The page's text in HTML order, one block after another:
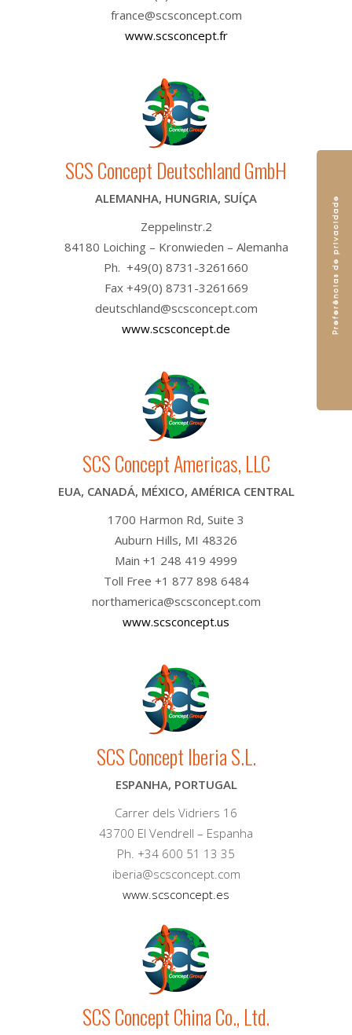
france@scsconcept.com
www.scsconcept.fr
SCS Concept Deutschland GmbH
ALEMANHA, HUNGRIA, SUÍÇA
Zeppelinstr.2
84180 Loiching – Kronwieden – Alemanha
Ph. +49(0) 8731-3261660
Fax +49(0) 8731-3261669
deutschland@scsconcept.com
www.scsconcept.de
SCS Concept Americas, LLC
EUA, CANADÁ, MÉXICO, AMÉRICA CENTRAL
1700 Harmon Rd, Suite 3
Auburn Hills, MI 48326
Main +1 248 419 4999
Toll Free +1 877 898 6484
northamerica@scsconcept.com
www.scsconcept.us
SCS Concept Iberia S.L.
ESPANHA, PORTUGAL
Carrer dels Vidriers 16
43700 El Vendrell – Espanha
Ph. +34 600 51 13 35
iberia@scsconcept.com
www.scsconcept.es
SCS Concept China Co., Ltd.